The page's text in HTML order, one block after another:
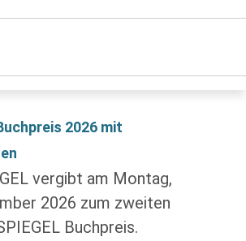
2026 mit
vergibt am Montag,
2026 zum zweiten
Buchpreis.